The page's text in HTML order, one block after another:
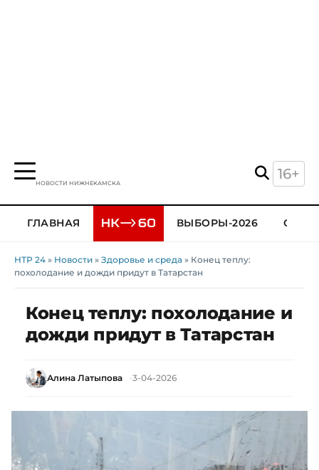
НОВОСТИ НИЖНЕКАМСКА
16+
ГЛАВНАЯ ВЫБОРЫ-2026
НТР 24 » Новости » Здоровье и среда » Конец теплу:
похолодание и дожди придут в Татарстан
Конец теплу: похолодание и
дожди придут в Татарстан
Алина Латыпова 3-04-2026